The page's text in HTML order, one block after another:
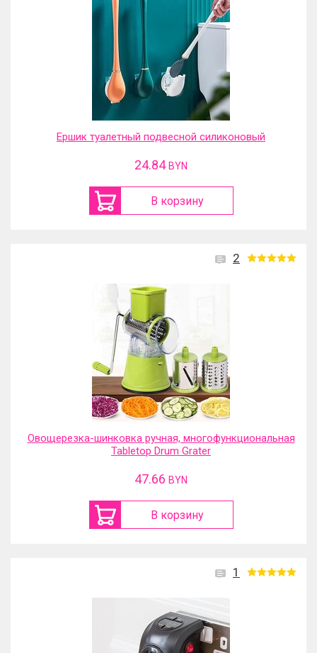
Ершик туалетный подвесной силиконовый
24.84 BYN
В корзину
2
Овощерезка-шинковка ручная, многофункциональная
Tabletop Drum Grater
47.66 BYN
В корзину
1